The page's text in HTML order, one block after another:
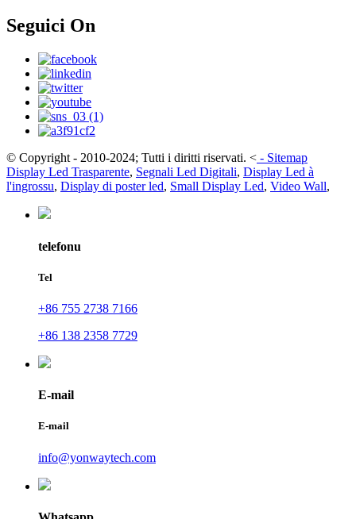
Seguici On
© Copyright - 2010-2024; Tutti i diritti riservati. < - Sitemap
Display Led Trasparente, Segnali Led Digitali, Display Led à
l'ingrossu, Display di poster led, Small Display Led, Video Wall,
telefonu
Tel
+86 755 2738 7166
+86 138 2358 7729
E-mail
E-mail
info@yonwaytech.com